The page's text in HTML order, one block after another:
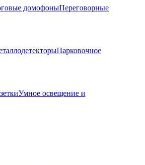
домофоныПереговорные
Парковочное
Умное освещение и